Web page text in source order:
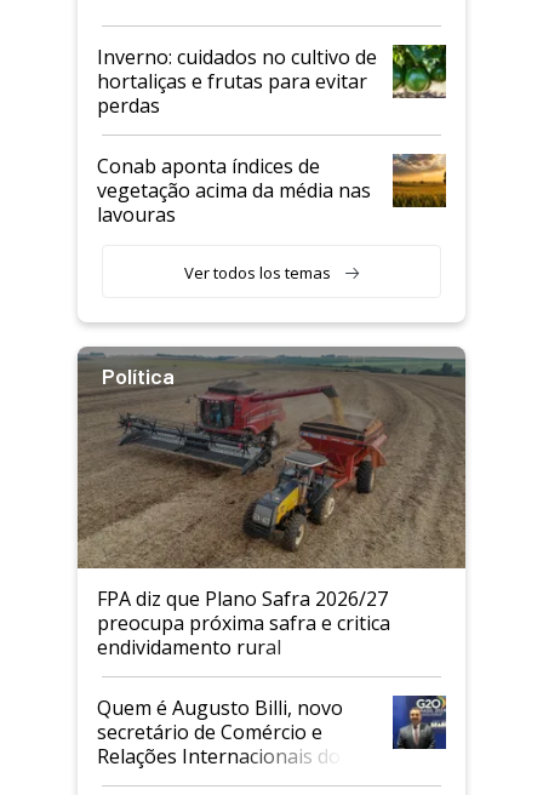
Inverno: cuidados no cultivo de
hortaliças e frutas para evitar
perdas
Conab aponta índices de
vegetação acima da média nas
lavouras
Ver todos los temas
Política
FPA diz que Plano Safra 2026/27
preocupa próxima safra e critica
endividamento rural
Quem é Augusto Billi, novo
secretário de Comércio e
Relações Internacionais do
Mapa